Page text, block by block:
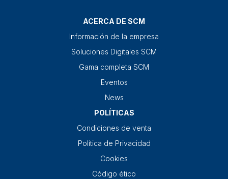
ACERCA DE SCM
Información de la empresa
Soluciones Digitales SCM
Gama completa SCM
Eventos
News
POLÍTICAS
Condiciones de venta
Política de Privacidad
Cookies
Código ético